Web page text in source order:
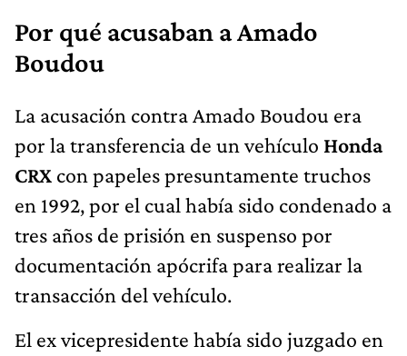
Por qué acusaban a Amado
Boudou
La acusación contra Amado Boudou era
por la transferencia de un vehículo Honda
CRX con papeles presuntamente truchos
en 1992, por el cual había sido condenado a
tres años de prisión en suspenso por
documentación apócrifa para realizar la
transacción del vehículo.
El ex vicepresidente había sido juzgado en